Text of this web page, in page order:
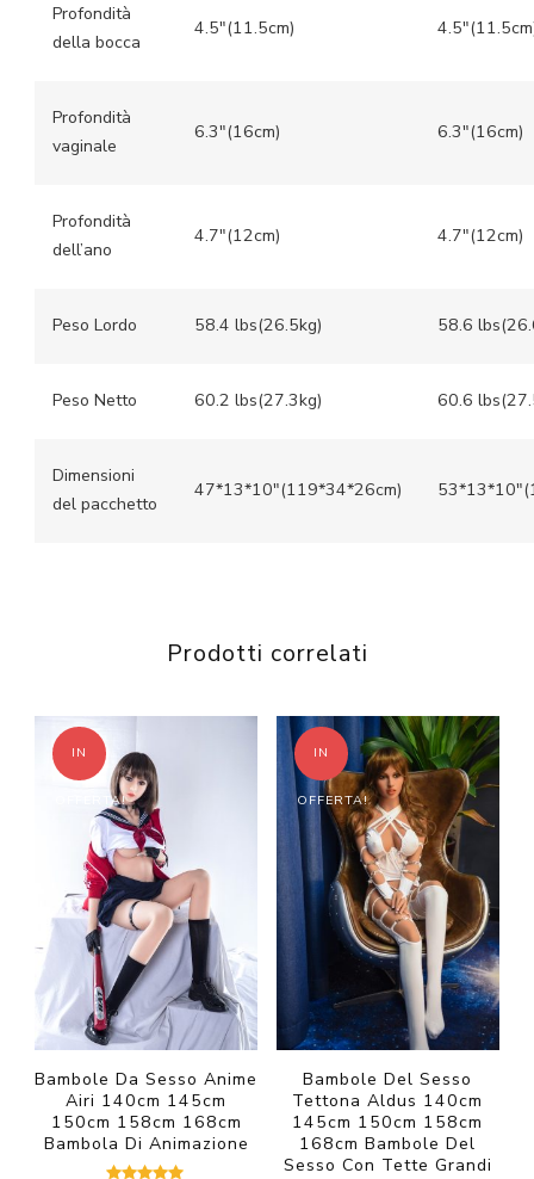
Profondità
della bocca
4.5″(11.5cm)
Profondità
vaginale
6.3″(16cm) 6.3″(16cm)
Profondità
dell’ano
4.7″(12cm) 4.7″(12cm)
Peso Lordo 58.4 lbs(26.5kg) 58.6
Peso Netto 60.2 lbs(27.3kg) 60.6
Dimensioni
del pacchetto
47*13*10″(119*34*26cm)
Prodotti correlati
IN
OFFERTA!
Bambole Da Sesso Anime
Airi 140cm 145cm
150cm 158cm 168cm
Bambola Di Animazione
IN
OFFERTA!
Bambole Del Sesso
Tettona Aldus 140cm
145cm 150cm 158cm
168cm Bambole Del
Sesso Con Tette Grandi